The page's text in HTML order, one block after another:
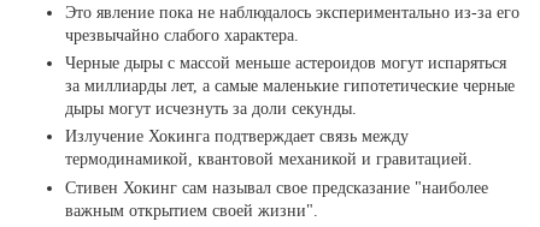
Это явление пока не наблюдалось экспериментально из-за его
чрезвычайно слабого характера.
Черные дыры с массой меньше астероидов могут испаряться
за миллиарды лет, а самые маленькие гипотетические черные
дыры могут исчезнуть за доли секунды.
Излучение Хокинга подтверждает связь между
термодинамикой, квантовой механикой и гравитацией.
Стивен Хокинг сам называл свое предсказание "наиболее
важным открытием своей жизни".